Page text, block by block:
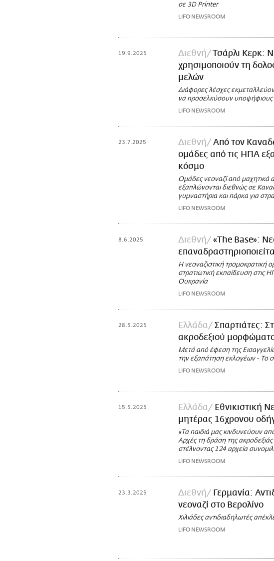
σε 3D Printer
LIFO NEWSROOM
19.9.2025 Διεθνή
Τσάρλι Κερκ:
χρησιμοποιούν τη
μελών
Διάφορες λέσχες
να προσελκύσουν υποψήφιους
LIFO NEWSROOM
23.7.2025 Διεθνή
Από τον
ομάδες από τις ΗΠΑ
κόσμο
Ομάδες νεοναζί από μαχητικά
εξαπλώνονται διεθνώς σε
γυμναστήρια και πάρκα για
LIFO NEWSROOM
8.6.2025 Διεθνή
«The Base»:
Η νεοναζιστική τρομοκρατική
στρατιωτική εκπαίδευση στις
Ουκρανία
LIFO NEWSROOM
28.5.2025 Ελλάδα
Σπαρτιάτες:
ακροδεξιού
Μετά από έφεση της
την εξαπάτηση εκλογέων - Το
LIFO NEWSROOM
15.5.2025 Ελλάδα
Εθνικιστική
μητέρας 16χρονου
«Τα παιδιά μας κινδυνεύουν
Αρχές τη δράση της
στέλνοντας 124 αρχεία
LIFO NEWSROOM
23.3.2025 Διεθνή
Γερμανία:
νεοναζί στο Βερολίνο
Χιλιάδες αντιδιαδηλωτές
LIFO NEWSROOM